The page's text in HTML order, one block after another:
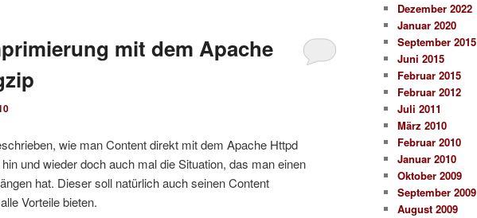
mit dem Apache
wie man Content direkt mit dem Apache Httpd
und wieder doch auch mal die Situation, das man einen
hat. Dieser soll natürlich auch seinen Content
Vorteile bieten.
Dezember 2022
Januar 2020
September 2015
Juni 2015
Februar 2015
Februar 2012
Juli 2011
März 2010
Februar 2010
Januar 2010
Oktober 2009
September 2009
August 2009